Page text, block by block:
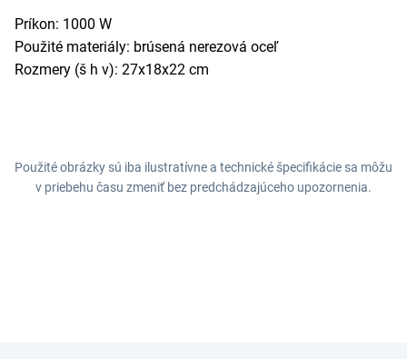
Príkon: 1000 W
Použité materiály: brúsená nerezová oceľ
Rozmery (š h v): 27x18x22 cm
Použité obrázky sú iba ilustratívne a technické špecifikácie sa môžu
v priebehu času zmeniť bez predchádzajúceho upozornenia.